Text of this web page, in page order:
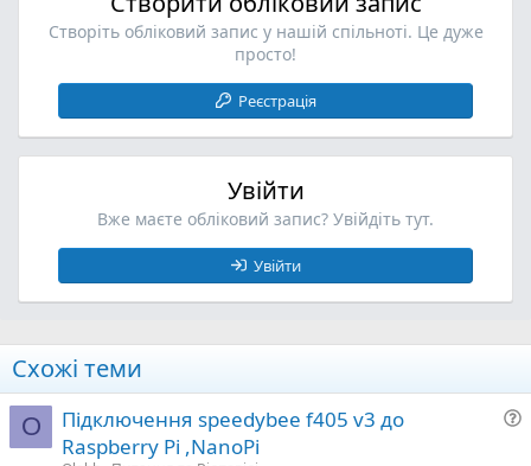
Створіть обліковий запис у нашій спільноті. Це дуже
просто!
Реєстрація
Увійти
Вже маєте обліковий запис? Увійдіть тут.
Увійти
Схожі теми
O
Підключення speedybee f405 v3 до
Raspberry Pi ,NanoPi